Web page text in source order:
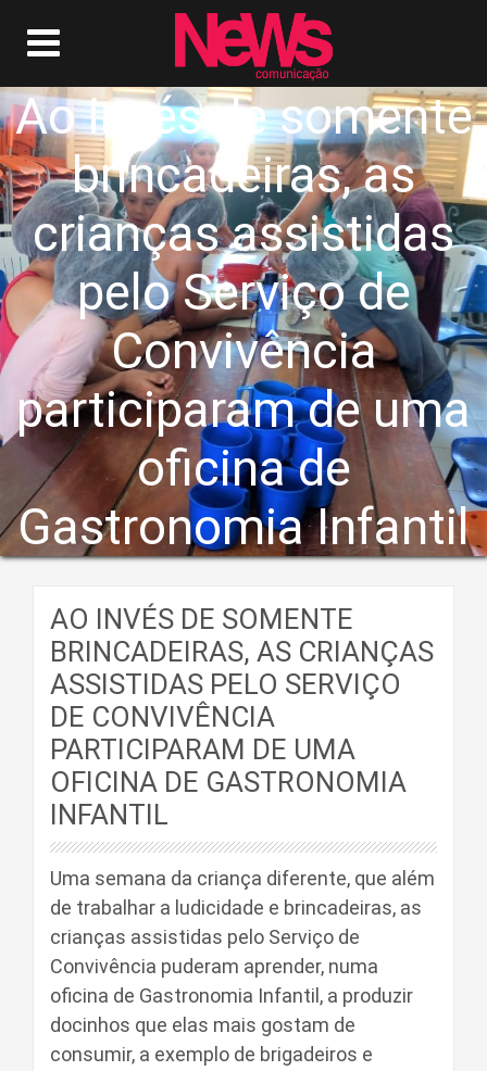
Ao invés de somente
brincadeiras, as
crianças assistidas
pelo Serviço de
Convivência
participaram de uma
oficina de
Gastronomia Infantil
AO INVÉS DE SOMENTE
BRINCADEIRAS, AS CRIANÇAS
ASSISTIDAS PELO SERVIÇO
DE CONVIVÊNCIA
PARTICIPARAM DE UMA
OFICINA DE GASTRONOMIA
INFANTIL
Uma semana da criança diferente, que além
de trabalhar a ludicidade e brincadeiras, as
crianças assistidas pelo Serviço de
Convivência puderam aprender, numa
oficina de Gastronomia Infantil, a produzir
docinhos que elas mais gostam de
consumir, a exemplo de brigadeiros e